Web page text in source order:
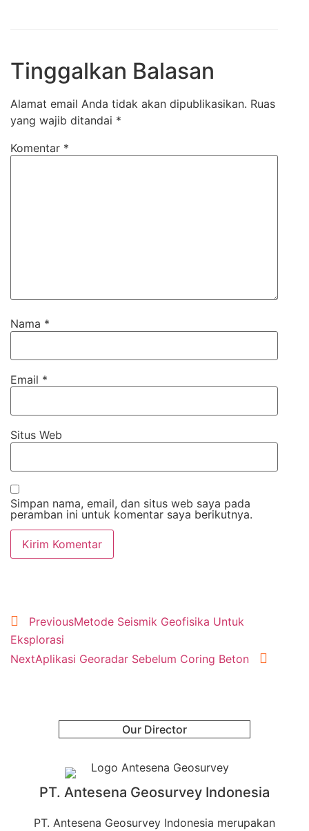
Tinggalkan Balasan
Alamat email Anda tidak akan dipublikasikan. Ruas
yang wajib ditandai *
Komentar *
Nama *
Email *
Situs Web
Simpan nama, email, dan situs web saya pada
peramban ini untuk komentar saya berikutnya.
PreviousMetode Seismik Geofisika Untuk
Eksplorasi
NextAplikasi Georadar Sebelum Coring Beton
Our Director
PT. Antesena Geosurvey Indonesia
PT. Antesena Geosurvey Indonesia merupakan